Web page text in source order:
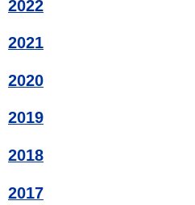
2022
2021
2020
2019
2018
2017